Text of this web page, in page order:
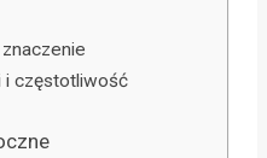
i częstotliwość